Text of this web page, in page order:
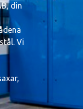
din
Vi